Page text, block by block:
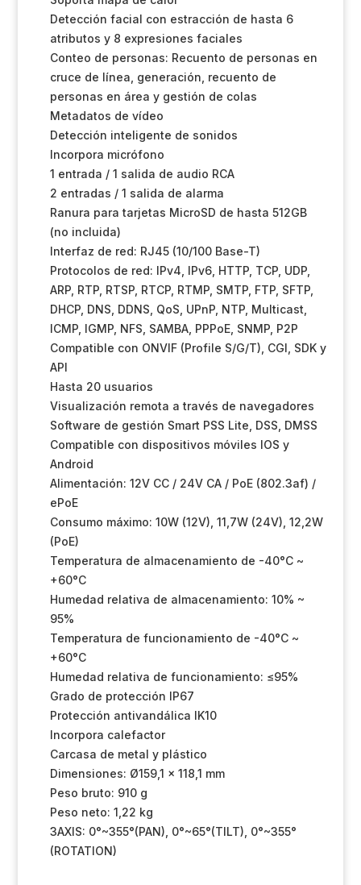
Detección facial con estracción de hasta 6
atributos y 8 expresiones faciales
Conteo de personas: Recuento de personas en
cruce de línea, generación, recuento de
personas en área y gestión de colas
Metadatos de vídeo
Detección inteligente de sonidos
Incorpora micrófono
1 entrada / 1 salida de audio RCA
2 entradas / 1 salida de alarma
Ranura para tarjetas MicroSD de hasta 512GB
(no incluida)
Interfaz de red: RJ45 (10/100 Base-T)
Protocolos de red: IPv4, IPv6, HTTP, TCP, UDP,
ARP, RTP, RTSP, RTCP, RTMP, SMTP, FTP, SFTP,
DHCP, DNS, DDNS, QoS, UPnP, NTP, Multicast,
ICMP, IGMP, NFS, SAMBA, PPPoE, SNMP, P2P
Compatible con ONVIF (Profile S/G/T), CGI, SDK y
API
Hasta 20 usuarios
Visualización remota a través de navegadores
Software de gestión Smart PSS Lite, DSS, DMSS
Compatible con dispositivos móviles IOS y
Android
Alimentación: 12V CC / 24V CA / PoE (802.3af) /
ePoE
Consumo máximo: 10W (12V), 11,7W (24V), 12,2W
(PoE)
Temperatura de almacenamiento de -40°C ~
+60°C
Humedad relativa de almacenamiento: 10% ~
95%
Temperatura de funcionamiento de -40°C ~
+60°C
Humedad relativa de funcionamiento: ≤95%
Grado de protección IP67
Protección antivandálica IK10
Incorpora calefactor
Carcasa de metal y plástico
Dimensiones: Ø159,1 x 118,1 mm
Peso bruto: 910 g
Peso neto: 1,22 kg
3AXIS: 0°~355°(PAN), 0°~65°(TILT), 0°~355°
(ROTATION)